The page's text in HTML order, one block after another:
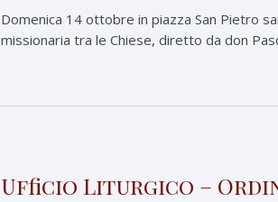
Domenica 14 ottobre in piazza San Pietro
missionaria tra le Chiese, diretto da don
Ufficio Liturgico –